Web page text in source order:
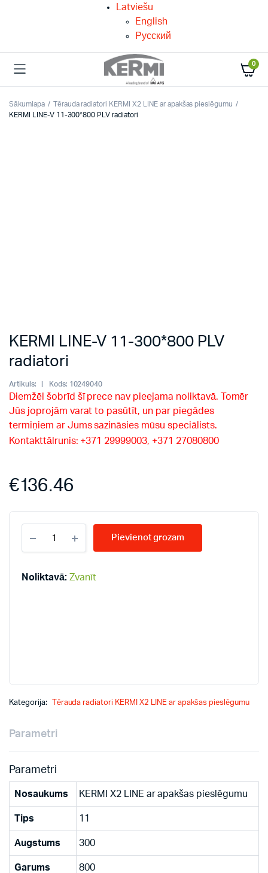
Latviešu
English
Русский
0
Sākumlapa
Tērauda radiatori KERMI X2 LINE ar apakšas pieslēgumu
KERMI LINE-V 11-300*800 PLV radiatori
KERMI LINE-V 11-300*800 PLV
radiatori
Artikuls: Kods: 10249040
Diemžēl šobrīd šī prece nav pieejama noliktavā. Tomēr
Jūs joprojām varat to pasūtīt, un par piegādes
termiņiem ar Jums sazināsies mūsu speciālists.
Kontakttālrunis: +371 29999003, +371 27080800
€136.46
LINE-
V
300*800
Pievienot grozam
Noliktavā: Zvanīt
Kategorija: Tērauda radiatori KERMI X2 LINE ar apakšas pieslēgumu
Parametri
Parametri
Nosaukums KERMI X2 LINE ar apakšas pieslēgumu
Tips 11
Augstums 300
Garums 800